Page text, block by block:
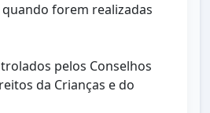
forem realizadas
pelos Conselhos
da Crianças e do